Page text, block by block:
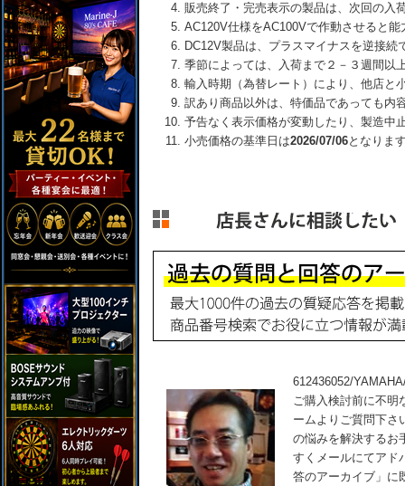
販売終了・完売表示の製品は、次回の入
AC120V仕様をAC100Vで作動させると
DC12V製品は、プラスマイナスを逆接
季節によっては、入荷まで２－３週間以
輸入時期（為替レート）により、他店と
訳あり商品以外は、特価品であっても内
予告なく表示価格が変動したり、製造中
小売価格の基準日は2026/07/06となりま
612436052/
ご購入検討前に不明
ームよりご質問下さ
の悩みを解決するお
すくメールにてアド
答のアーカイブ」に